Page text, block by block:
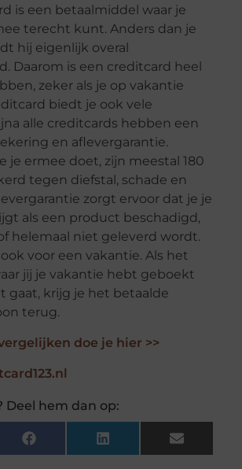
is een betaalmiddel waar je
terecht kunt. Anders dan je
hij eigenlijk overal
Daarom is een creditcard heel
zeker als je op vakantie
biedt je ook vele
alle creditcards hebben een
en aflevergarantie.
je ermee doet, zijn meestal 180
tegen diefstal, schade en
zorgt ervoor dat je je
als een product beschadigd,
helemaal niet geleverd wordt.
voor een vakantie. Als het
jij je vakantie hebt geboekt
gaat, krijg je het betaalde
terug.
doe je hier >>
Deel hem dan op:
Facebook LinkedIn Email